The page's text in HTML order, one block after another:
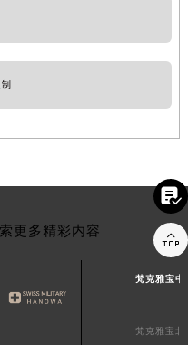
更多精彩内容
梵克雅宝中
梵克雅宝北

